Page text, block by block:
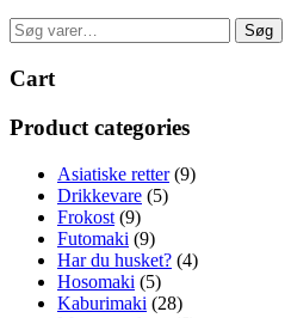
Søg
efter:
Søg
Cart
Product categories
Asiatiske retter (9)
Drikkevare (5)
Frokost (9)
Futomaki (9)
Har du husket? (4)
Hosomaki (5)
Kaburimaki (28)